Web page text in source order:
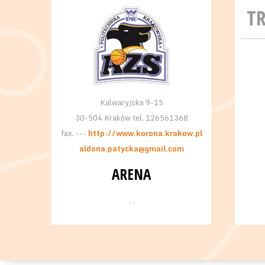
Kalwaryjska 9-15
30-504 Kraków tel. 126561368
fax. --- http://www.korona.krakow.pl
aldona.patycka@gmail.com
ARENA
, ,